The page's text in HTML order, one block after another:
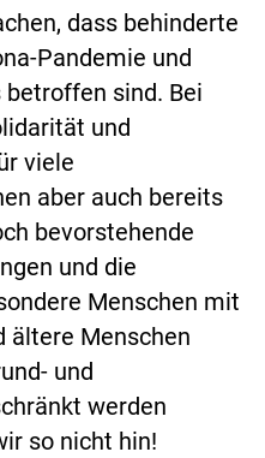
dass behinderte
Pandemie und
betroffen sind. Bei
und
viele
aber auch bereits
bevorstehende
und die
Menschen mit
ältere Menschen
und
werden
so nicht hin!